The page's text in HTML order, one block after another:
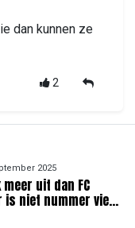
dan kunnen ze
2
2025
uit dan FC
is niet nummer vier